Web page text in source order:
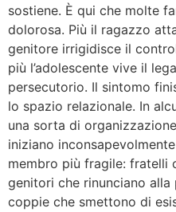
sostiene. È qui che molte
dolorosa. Più il ragazzo
genitore irrigidisce il
più l’adolescente vive il
persecutorio. Il sintomo
lo spazio relazionale. In
una sorta di
iniziano
membro più fragile: fratelli
genitori che rinunciano
coppie che smettono di